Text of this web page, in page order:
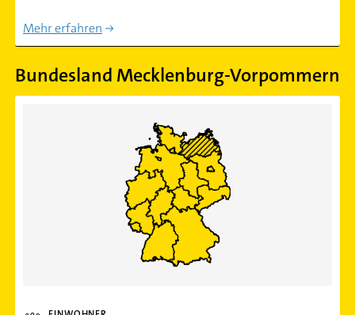
Mehr erfahren
Bundesland Mecklenburg-Vorpommern